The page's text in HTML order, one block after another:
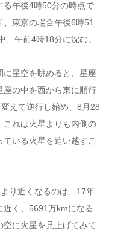
る午後4時50分の時点で
、東京の場合午後6時51
午前4時18分に沈む。
星空を眺めると、星座
の中を西から東に順行
えて逆行し始め、8月28
これは火星よりも内側の
いる火星を追い越すこ
り近くなるのは、17年
く、5691万kmになる
に火星を見上げてみて